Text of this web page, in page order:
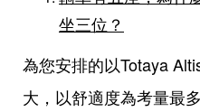
坐三位？
為您安排的以Totaya
大，以舒適度為考量最